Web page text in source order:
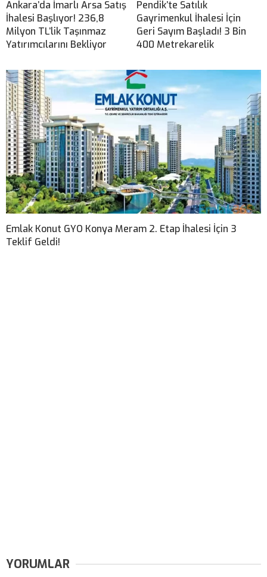
Ankara’da İmarlı Arsa Satış
İhalesi Başlıyor! 236,8
Milyon TL’lik Taşınmaz
Yatırımcılarını Bekliyor
Pendik’te Satılık
Gayrimenkul İhalesi İçin
Geri Sayım Başladı! 3 Bin
400 Metrekarelik
Emlak Konut GYO Konya Meram 2. Etap İhalesi İçin 3
Teklif Geldi!
YORUMLAR